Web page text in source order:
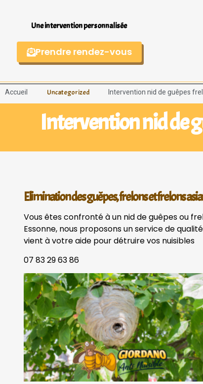
Une intervention personnalisée
Prendre rendez-vous
Accueil Uncategorized Intervention nid de guêpes
Intervention nid de
Elimination des guêpes, frelons et frelons
Vous êtes confronté à un nid de guêpes ou
Essonne, nous proposons un service de
vient à votre aide pour détruire vos nuisibles
07 83 29 63 86